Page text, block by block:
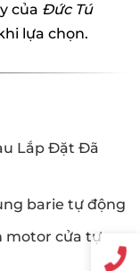
của Đức Tú
lựa chọn.
Lắp Đặt Đã
barie tự động
motor cửa tự